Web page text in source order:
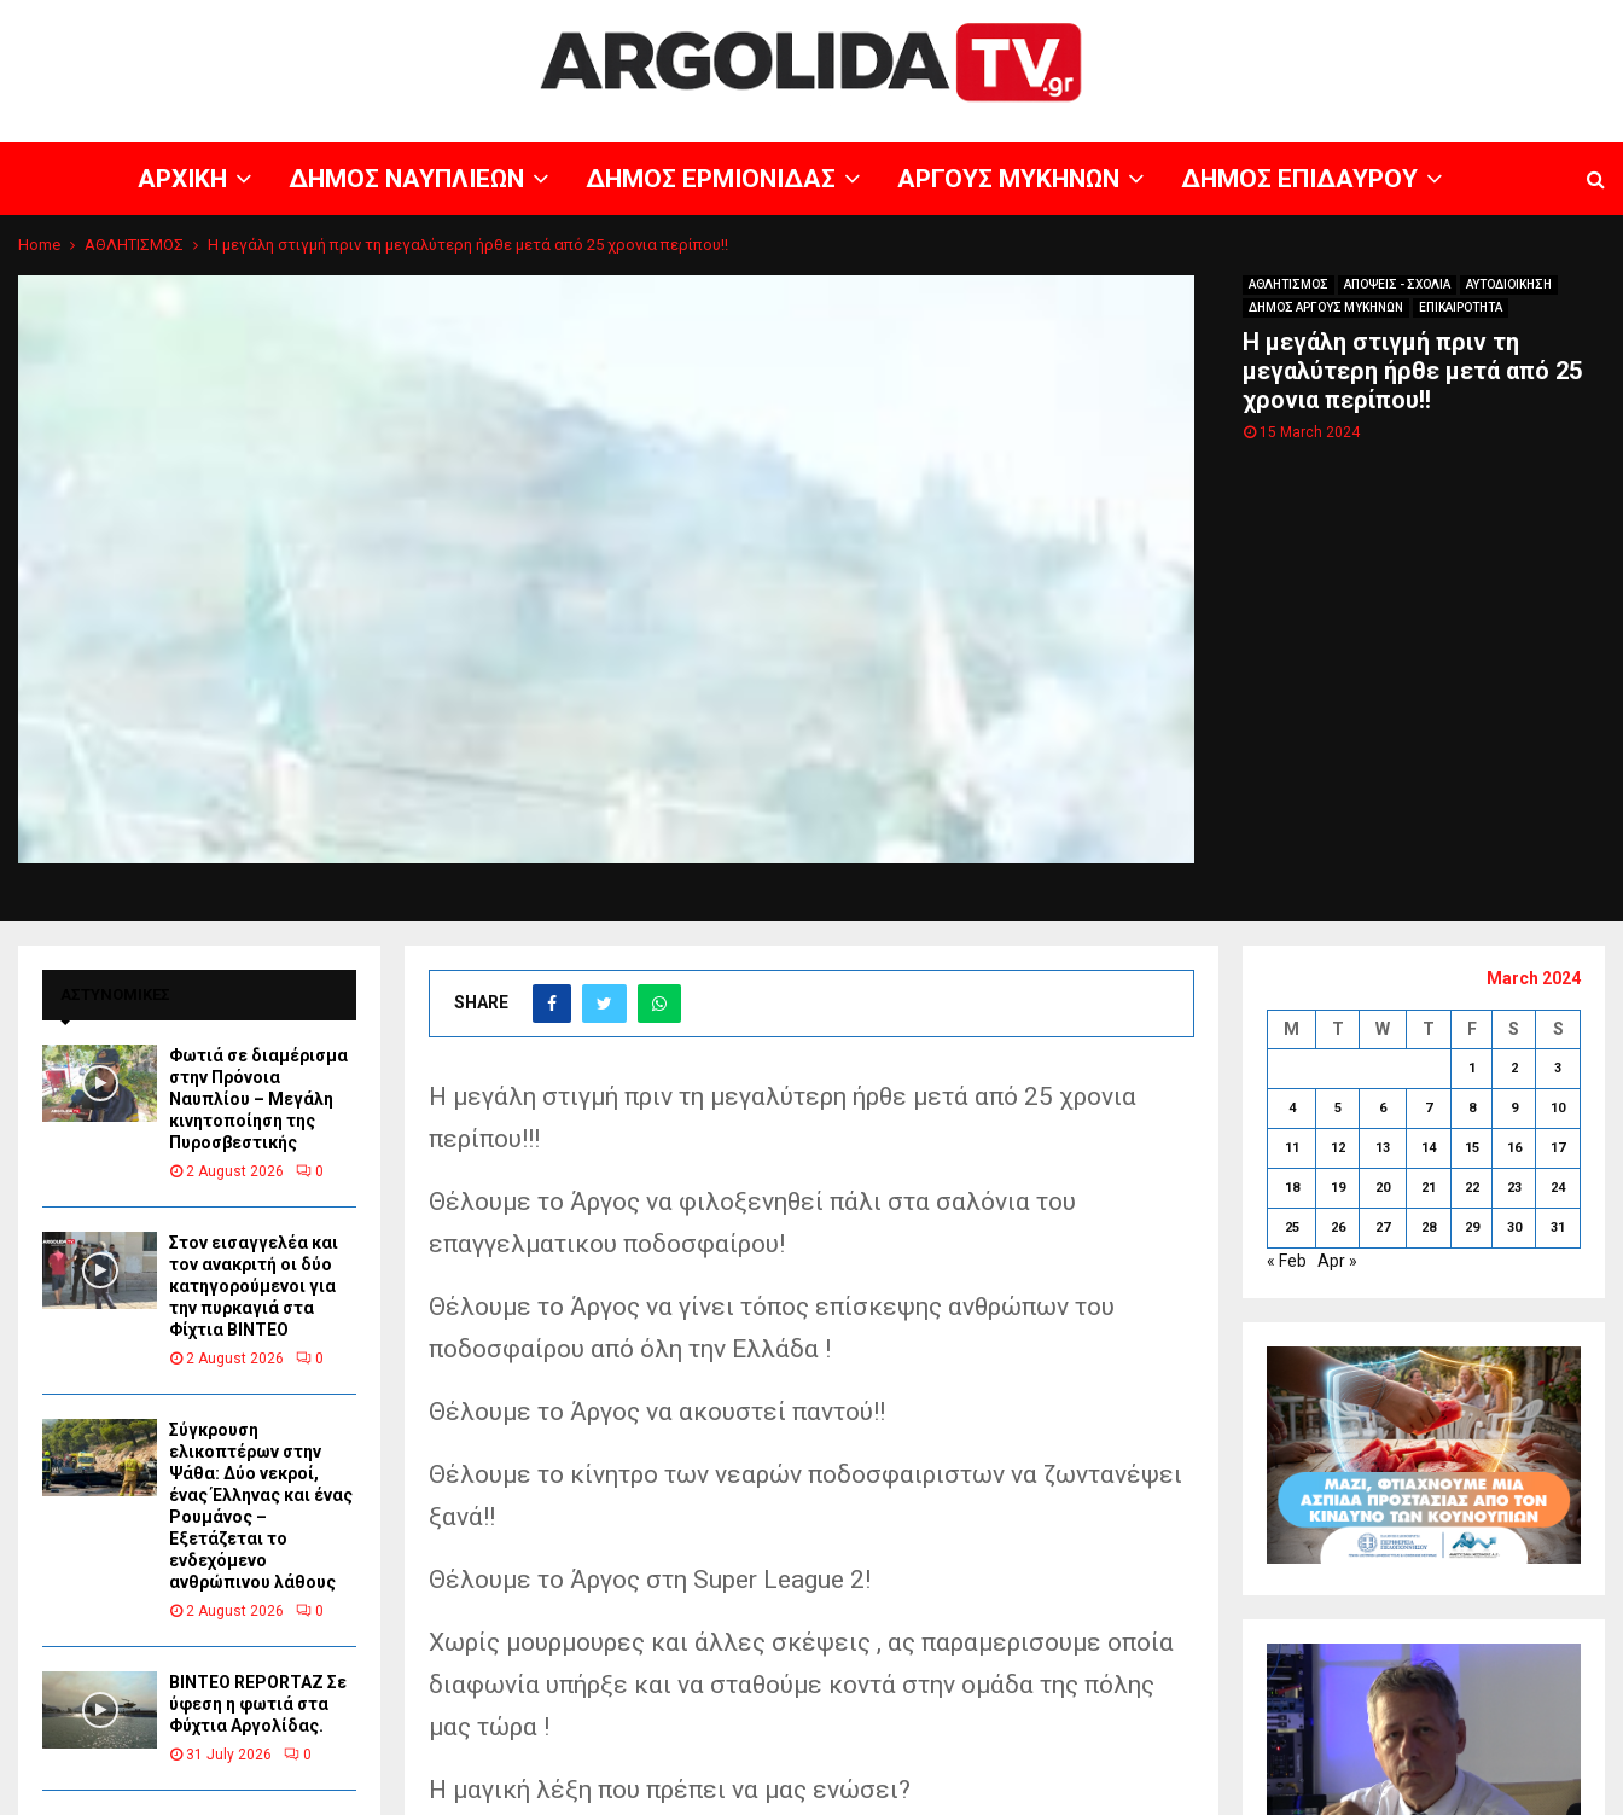
ΑΡΧΙΚΗ ΔΗΜΟΣ ΝΑΥΠΛΙΕΩΝ ΔΗΜΟΣ ΕΡΜΙΟΝΙΔΑΣ ΑΡΓΟΥΣ ΜΥΚΗΝΩΝ ΔΗΜΟΣ ΕΠΙΔΑΥΡΟΥ
Home ΑΘΛΗΤΙΣΜΟΣ Η μεγάλη στιγμή πριν τη μεγαλύτερη ήρθε μετά από 25 χρονια περίπου!!
ΑΘΛΗΤΙΣΜΟΣ ΑΠΟΨΕΙΣ - ΣΧΟΛΙΑ
ΑΥΤΟΔΙΟΙΚΗΣΗ
ΔΗΜΟΣ ΑΡΓΟΥΣ ΜΥΚΗΝΩΝ
ΕΠΙΚΑΙΡΟΤΗΤΑ
Η μεγάλη στιγμή πριν τη
μεγαλύτερη ήρθε μετά από 25
χρονια περίπου!!
15 March 2024
SHARE
Η μεγάλη στιγμή πριν τη μεγαλύτερη ήρθε μετά από 25 χρονια
περίπου!!!
Θέλουμε το Άργος να φιλοξενηθεί πάλι στα σαλόνια του
επαγγελματικου ποδοσφαίρου!
Θέλουμε το Άργος να γίνει τόπος επίσκεψης ανθρώπων του
ποδοσφαίρου από όλη την Ελλάδα !
Θέλουμε το Άργος να ακουστεί παντού!!
Θέλουμε το κίνητρο των νεαρών ποδοσφαιριστων να ζωντανέψει
ξανά!!
Θέλουμε το Άργος στη Super League 2!
Χωρίς μουρμουρες και άλλες σκέψεις , ας παραμερισουμε οποία
διαφωνία υπήρξε και να σταθούμε κοντά στην ομάδα της πόλης
μας τώρα !
Η μαγική λέξη που πρέπει να μας ενώσει?
Φωτιά σε διαμέρισμα
στην Πρόνοια
Ναυπλίου – Μεγάλη
κινητοποίηση της
Πυροσβεστικής
2 August 2026 0
Στον εισαγγελέα και
τον ανακριτή οι δύο
κατηγορούμενοι για
την πυρκαγιά στα
Φίχτια ΒΙΝΤΕΟ
2 August 2026 0
Σύγκρουση
ελικοπτέρων στην
Ψάθα: Δύο νεκροί,
ένας Έλληνας και ένας
Ρουμάνος –
Εξετάζεται το
ενδεχόμενο
ανθρώπινου λάθους
2 August 2026 0
BINTEO REPORTAZ Σε
ύφεση η φωτιά στα
Φύχτια Αργολίδας.
31 July 2026 0
March 2024
M T W T F S S
1 2 3
4 5 6 7 8 9 10
11 12 13 14 15 16 17
18 19 20 21 22 23 24
25 26 27 28 29 30 31
« Feb Apr »